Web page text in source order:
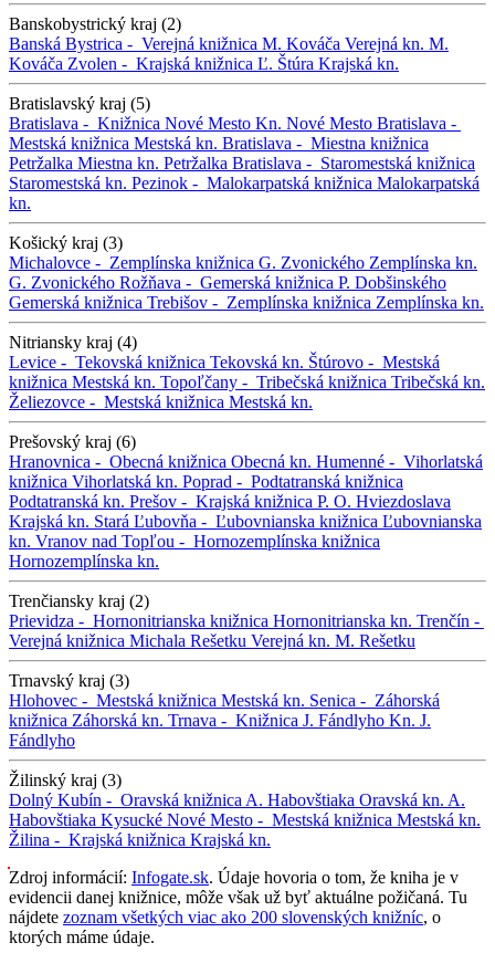
Banskobystrický kraj (2)
Banská Bystrica - Verejná knižnica M. Kováča Verejná kn. M.
Kováča Zvolen - Krajská knižnica Ľ. Štúra Krajská kn.
Bratislavský kraj (5)
Bratislava - Knižnica Nové Mesto Kn. Nové Mesto Bratislava -
Mestská knižnica Mestská kn. Bratislava - Miestna knižnica
Petržalka Miestna kn. Petržalka Bratislava - Staromestská knižnica
Staromestská kn. Pezinok - Malokarpatská knižnica Malokarpatská
kn.
Košický kraj (3)
Michalovce - Zemplínska knižnica G. Zvonického Zemplínska kn.
G. Zvonického Rožňava - Gemerská knižnica P. Dobšinského
Gemerská knižnica Trebišov - Zemplínska knižnica Zemplínska kn.
Nitriansky kraj (4)
Levice - Tekovská knižnica Tekovská kn. Štúrovo - Mestská
knižnica Mestská kn. Topoľčany - Tribečská knižnica Tribečská kn.
Želiezovce - Mestská knižnica Mestská kn.
Prešovský kraj (6)
Hranovnica - Obecná knižnica Obecná kn. Humenné - Vihorlatská
knižnica Vihorlatská kn. Poprad - Podtatranská knižnica
Podtatranská kn. Prešov - Krajská knižnica P. O. Hviezdoslava
Krajská kn. Stará Ľubovňa - Ľubovnianska knižnica Ľubovnianska
kn. Vranov nad Topľou - Hornozemplínska knižnica
Hornozemplínska kn.
Trenčiansky kraj (2)
Prievidza - Hornonitrianska knižnica Hornonitrianska kn. Trenčín -
Verejná knižnica Michala Rešetku Verejná kn. M. Rešetku
Trnavský kraj (3)
Hlohovec - Mestská knižnica Mestská kn. Senica - Záhorská
knižnica Záhorská kn. Trnava - Knižnica J. Fándlyho Kn. J.
Fándlyho
Žilinský kraj (3)
Dolný Kubín - Oravská knižnica A. Habovštiaka Oravská kn. A.
Habovštiaka Kysucké Nové Mesto - Mestská knižnica Mestská kn.
Žilina - Krajská knižnica Krajská kn.
Zdroj informácií: Infogate.sk. Údaje hovoria o tom, že kniha je v
evidencii danej knižnice, môže však už byť aktuálne požičaná. Tu
nájdete zoznam všetkých viac ako 200 slovenských knižníc, o
ktorých máme údaje.